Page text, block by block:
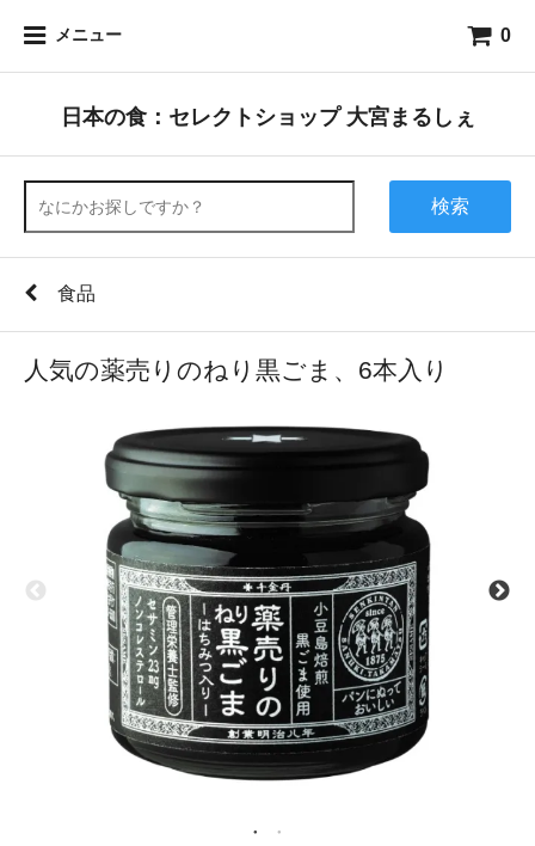
メニュー 0
日本の食：セレクトショップ 大宮まるしぇ
検索
食品
人気の薬売りのねり黒ごま、6本入り